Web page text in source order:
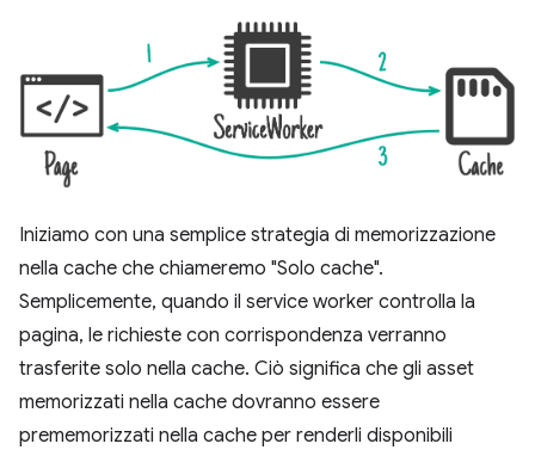
Iniziamo con una semplice strategia di memorizzazione
nella cache che chiameremo "Solo cache".
Semplicemente, quando il service worker controlla la
pagina, le richieste con corrispondenza verranno
trasferite solo nella cache. Ciò significa che gli asset
memorizzati nella cache dovranno essere
prememorizzati nella cache per renderli disponibili